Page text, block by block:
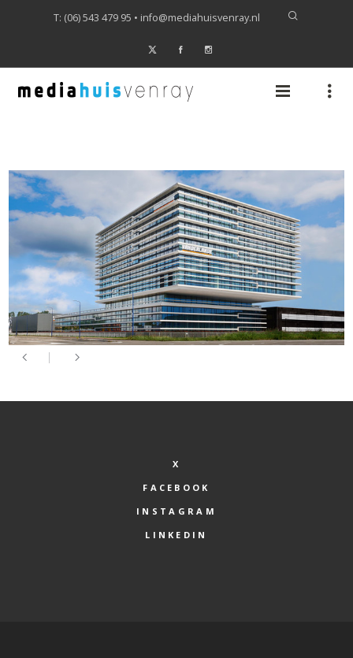
T: (06) 543 479 95 • info@mediahuisvenray.nl
X
FACEBOOK
INSTAGRAM
LINKEDIN